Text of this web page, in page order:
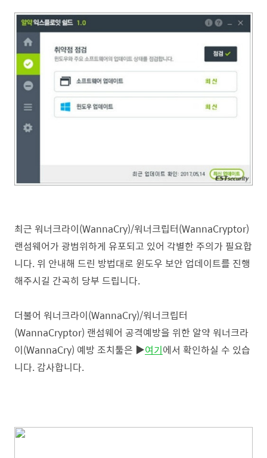
최근 워너크라이(WannaCry)/워너크립터(WannaCryptor)
랜섬웨어가 광범위하게 유포되고 있어 각별한 주의가 필요합
니다. 위 안내해 드린 방법대로 윈도우 보안 업데이트를 진행
해주시길 간곡히 당부 드립니다.
더불어 워너크라이(WannaCry)/워너크립터
(WannaCryptor) 랜섬웨어 공격예방을 위한 알약 워너크라
이(WannaCry) 예방 조치툴은 ▶여기에서 확인하실 수 있습
니다. 감사합니다.